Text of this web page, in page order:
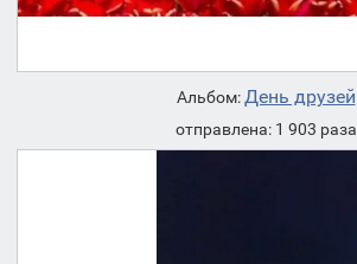
Альбом:День друзей
отправлена: 1 903 раза